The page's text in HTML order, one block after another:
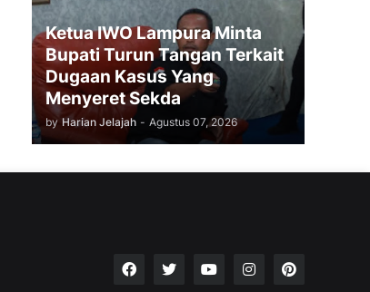
Ketua IWO Lampura Minta
Bupati Turun Tangan Terkait
Dugaan Kasus Yang
Menyeret Sekda
by Harian Jelajah - Agustus 07, 2026